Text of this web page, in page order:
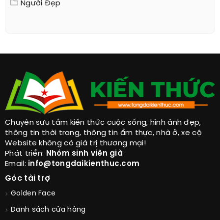
Người Đẹp
Chuyên sưu tầm kiến thức cuộc sống, hình ảnh đẹp,
thông tin thời trang, thông tin ẩm thực, nhà ở, xe cộ
Website không có giá trị thương mại!
Phát triển: Nhóm sinh viên già
Email: info@tongdaikienthuc.com
Góc tài trợ
Golden Face
Danh sách cửa hàng